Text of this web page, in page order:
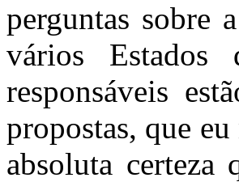
perguntas sobre
vários Estados
responsáveis
propostas, que
absoluta certeza